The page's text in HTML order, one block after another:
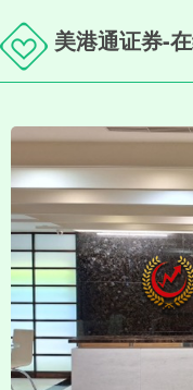
美港通证券-